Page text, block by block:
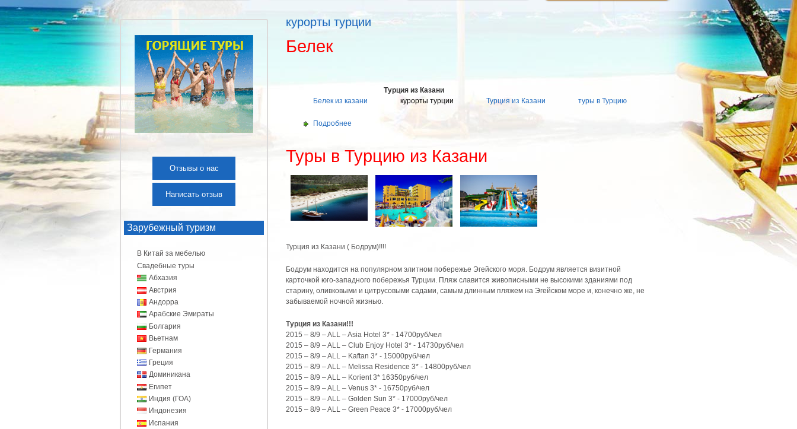
курорты турции
Белек
Турция из Казани
Белек из казани
курорты турции Турция из Казани туры в Турцию
Подробнее
Туры в Турцию из Казани
Турция из Казани ( Бодрум)!!!!
Бодрум находится на популярном элитном побережье Эгейского моря. Бодрум является визитной
карточкой юго-западного побережья Турции. Пляж славится живописными не высокими зданиями под
старину, оливковыми и цитрусовыми садами, самым длинным пляжем на Эгейском море и, конечно же, не
забываемой ночной жизнью.
Турция из Казани!!!
2015 – 8/9 – ALL – Asia Hotel 3* - 14700руб/чел
2015 – 8/9 – ALL – Club Enjoy Hotel 3* - 14730руб/чел
2015 – 8/9 – ALL – Kaftan 3* - 15000руб/чел
2015 – 8/9 – ALL – Melissa Residence 3* - 14800руб/чел
2015 – 8/9 – ALL – Korient 3* 16350руб/чел
2015 – 8/9 – ALL – Venus 3* - 16750руб/чел
2015 – 8/9 – ALL – Golden Sun 3* - 17000руб/чел
2015 – 8/9 – ALL – Green Peace 3* - 17000руб/чел
Отзывы о нас
Написать отзыв
Зарубежный туризм
В Китай за мебелью
Свадебные туры
Абхазия
Австрия
Андорра
Арабские Эмираты
Болгария
Вьетнам
Германия
Греция
Доминикана
Египет
Индия (ГОА)
Индонезия
Испания